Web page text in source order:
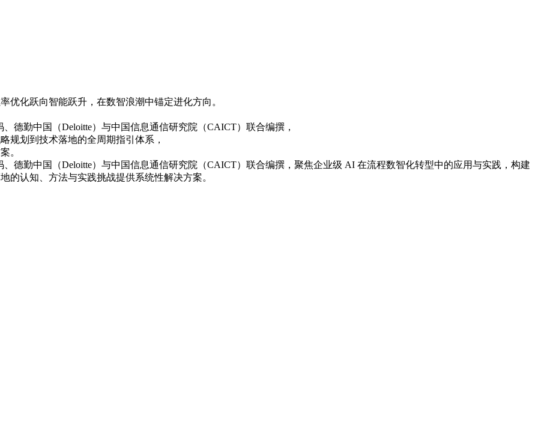
优化跃向智能跃升，在数智浪潮中锚定进化方向。
德勤中国（Deloitte）与中国信息通信研究院（CAICT）联合编撰，
划到技术落地的全周期指引体系，
。
、德勤中国（Deloitte）与中国信息通信研究院（CAICT）联合编撰，聚焦企业级 AI 在流程数智化转型中的应用与实践，构建
认知、方法与实践挑战提供系统性解决方案。